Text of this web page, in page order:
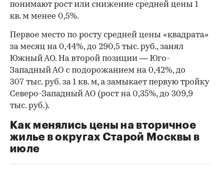
00:00 00:00
понимают рост или снижение средней цены 1
кв. м менее 0,5%.
Первое место по росту средней цены «квадрата»
за месяц на 0,44%, до 290,5 тыс. руб., занял
Южный АО. На второй позиции — Юго-
Западный АО с подорожанием на 0,42%, до
307 тыс. руб. за 1 кв. м, а замыкает первую тройку
Северо-Западный АО (рост на 0,35%, до 309,9
тыс. руб.).
Как менялись цены на вторичное
жилье в округах Старой Москвы в
июле